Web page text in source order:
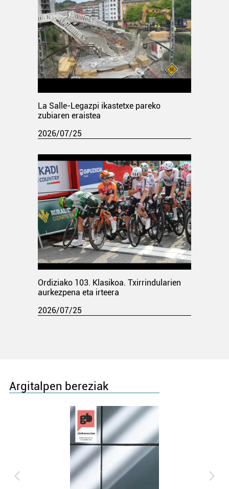
La Salle-Legazpi ikastetxe pareko
zubiaren eraistea
2026/07/25
Ordiziako 103. Klasikoa. Txirrindularien
aurkezpena eta irteera
2026/07/25
Argitalpen bereziak